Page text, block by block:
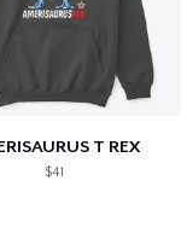
T REX
$41